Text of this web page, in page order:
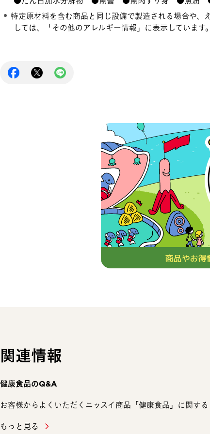
特定原材料を含む商品と同じ設備で製造される場合や
しては、「その他のアレルギー情報」に表示していま
関連情報
健康食品のQ&A
お客様からよくいただくニッスイ商品「健康食品」に関する
もっと見る